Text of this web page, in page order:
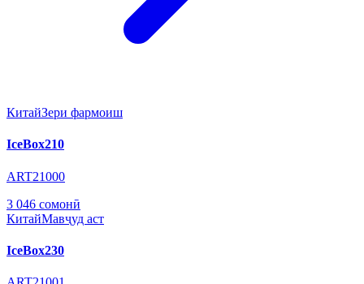
КитайЗери фармоиш
IceBox210
ART21000
3 046 сомонӣ
КитайМавҷуд аст
IceBox230